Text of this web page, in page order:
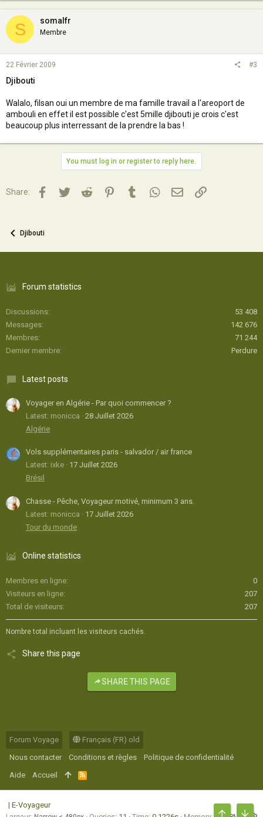
S somalfr
Membre
22 Février 2009 #3
Djibouti
Walalo, filsan oui un membre de ma famille travail a l'areoport de
ambouli en effet il est possible c'est 5mille djibouti je crois c'est
beaucoup plus interressant de la prendre la bas !
You must log in or register to reply here.
Share: Facebook
TwitterReddit PinterestTumblrWhatsApp
Email Lien
Djibouti
Forum statistics
Discussions
53 408
Messages
142 676
Membres
71 244
Dernier membre
Perdure
Latest posts
Voyager en Algérie - Par quoi commencer ?
Latest: monicca
28 Juillet 2026
Algérie
Vols supplémentaires paris - salvador / air france
Latest: ixke
17 Juillet 2026
Brésil
Chasse - Pêche, Voyageur motivé, minimum 3 ans.
Latest: monicca
17 Juillet 2026
Tour du monde
Online statistics
Membres en ligne
0
Visiteurs en ligne
207
Total de visiteurs
207
Nombre total incluant les visiteurs cachés.
Share this page
SHARE THIS PAGE
Forum Voyage
Français (FR) old
Nous contacter
Conditions et règles
Politique de confidentialité
Aide
Accueil
R
S
S
| E-Voyageur